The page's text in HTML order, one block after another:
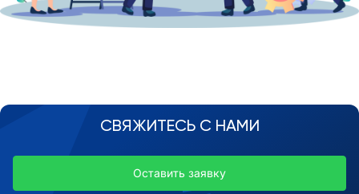
СВЯЖИТЕСЬ С НАМИ
Оставить заявку